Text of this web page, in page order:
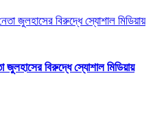
জুলহাসের বিরুদ্ধে স্যোশাল মিডিয়ায়